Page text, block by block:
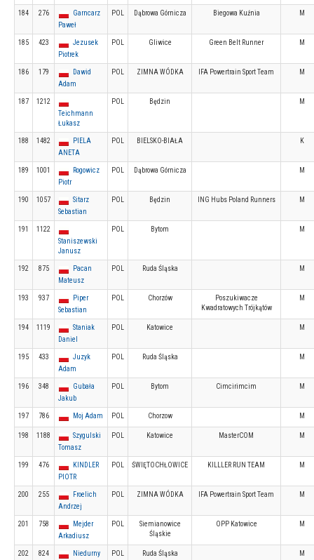
184 276
Garncarz
Paweł
POL Dąbrowa Górnicza Biegowa Kuźnia M
185 423
Jezusek
Piotrek
POL Gliwice Green Belt Runner M
186 179
Dawid
Adam
POL ZIMNA WÓDKA IFA Powertrain Sport Team M
187
1212
Teichmann
Łukasz
POL Będzin M
188 1482
PIELA
ANETA
POL BIELSKO-BIAŁA K
189 1001
Rogowicz
Piotr
POL Dąbrowa Górnicza M
190 1057
Sitarz
Sebastian
POL Będzin ING Hubs Poland Runners M
191
1122
Staniszewski
Janusz
POL Bytom M
192 875
Pacan
Mateusz
POL Ruda Śląska M
193 937
Piper
Sebastian
POL Chorzów
Poszukiwacze
Kwadratowych Trójkątów
M
194 1119
Staniak
Daniel
POL Katowice M
195 433
Juzyk
Adam
POL Ruda Śląska M
196 348
Gubała
Jakub
POL Bytom Cimcirimcim M
197 786 Moj Adam POL Chorzow M
198 1188
Szygulski
Tomasz
POL Katowice MasterCOM M
199 476
KINDLER
PIOTR
POL ŚWIĘTOCHŁOWICE KILLLER RUN TEAM M
200 255
Froelich
Andrzej
POL ZIMNA WÓDKA IFA Powertrain Sport Team M
201 758
Mejder
Arkadiusz
POL
Siemianowice
Śląskie
OPP Katowice M
202 824
Niedurny
POL Ruda Śląska M